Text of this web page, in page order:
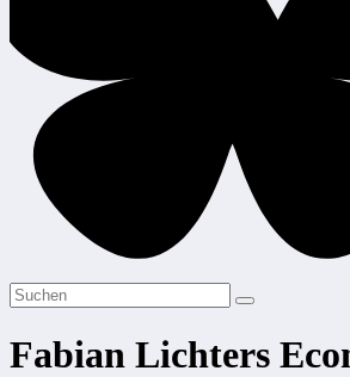
Fabian Lichters